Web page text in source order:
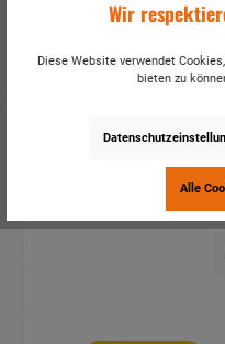
Mehr
Wir
Diese Website verwendet
bieten zu
Alle